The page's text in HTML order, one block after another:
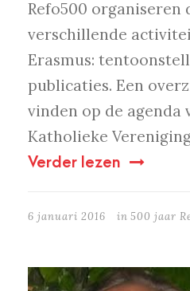
Refo500 organiseren
verschillende
Erasmus:
publicaties. Een
vinden op de agenda
Katholieke
Verder lezen
6 januari 2016 in 500 jaar